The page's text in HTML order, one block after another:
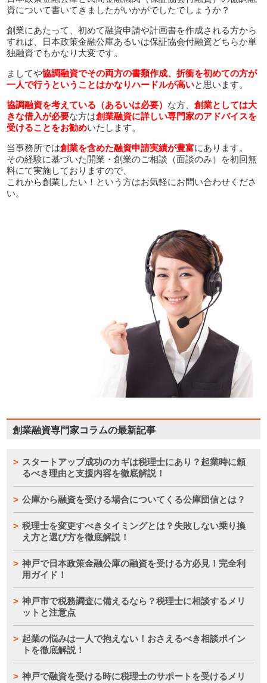
資について書いてきましたがいかがでしたでしょうか？
創業にあたって、初めて融資申請や計画書を作成される方から
すれば、日本政策金融公庫あるいは保証協会付融資どちらか単
独融資でもかなり大変です。
ましてや協調融資でその両方の書類作成、折衝を初めての方が
一人で行うということはかなりハードルが高いと思います。
協調融資を考えている（あるいは必要） な方、創業としては大
きな借入が必要な方は創業融資に詳しい専門家のアドバイスを
受けることをお勧めいたします。
当事務所では創業を含めた融資申請実績が豊富にあります。
その経験に基づいた開業・創業のご相談（面談のみ）を初回無
料にて実施しておりますので、
これから創業したい！という方はお気軽にお問い合わせくださ
い。
創業融資専門家コラムの最新記事
スタートアップ成功のカギは税理士にあり？起業時に頼
るべき理由と支援内容を徹底解説！
公庫から融資を受ける場合についてくる公庫団信とは？
税理士を変更すべきタイミングとは？失敗しない乗り換
え方と選び方を徹底解説！
神戸で日本政策金融公庫の融資を受ける方必見！完全利
用ガイド！
神戸市で税務調査に備えるなら？税理士に相談するメリ
ットと注意点
起業の悩みは一人で抱えない！おさえるべき相談ポイン
トを徹底解説！
神戸で融資を受ける時に税理士のサポートを受けるメリ